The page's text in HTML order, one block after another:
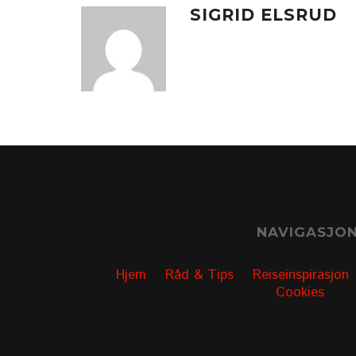
SIGRID ELSRUD
NAVIGASJON
Hjem Råd & Tips Reiseinspirasjon
Cookies